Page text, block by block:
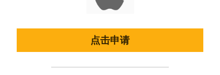
点击申请